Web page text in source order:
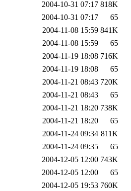
2004-10-31 07:17 818K
2004-10-31 07:17
65
2004-11-08 15:59 841K
2004-11-08 15:59
65
2004-11-19 18:08 716K
2004-11-19 18:08
65
2004-11-21 08:43 720K
2004-11-21 08:43
65
2004-11-21 18:20 738K
2004-11-21 18:20
65
2004-11-24 09:34 811K
2004-11-24 09:35
65
2004-12-05 12:00 743K
2004-12-05 12:00
65
2004-12-05 19:53 760K